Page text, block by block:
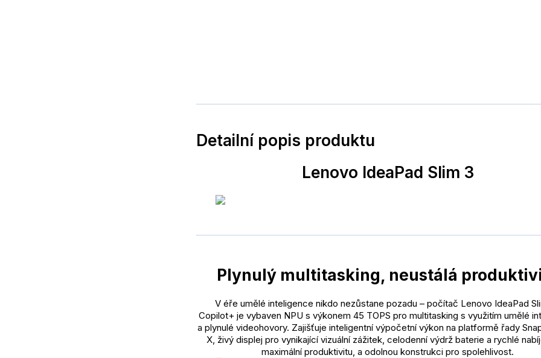
Detailní popis produktu
Lenovo IdeaPad Slim 3
Plynulý multitasking, neustálá
V éře umělé inteligence nikdo nezůstane pozadu – počítač Lenovo IdeaPad
Copilot+ je vybaven NPU s výkonem 45 TOPS pro multitasking s využitím umělé
a plynulé videohovory. Zajišťuje inteligentní výpočetní výkon na platformě řady
X, živý displej pro vynikající vizuální zážitek, celodenní výdrž baterie a rychlé
maximální produktivitu, a odolnou konstrukci pro spolehlivost.